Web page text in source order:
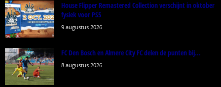
House Flipper Remastered Collection verschijnt in oktober
fysiek voor PS5
9 augustus 2026
FC Den Bosch en Almere City FC delen de punten bij...
8 augustus 2026